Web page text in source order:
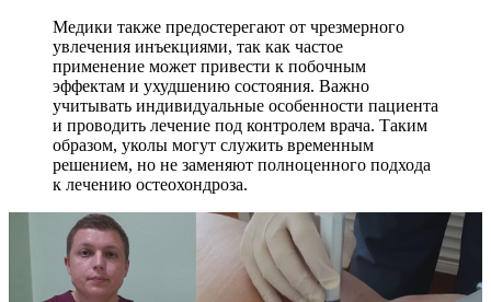
Медики также предостерегают от чрезмерного
увлечения инъекциями, так как частое
применение может привести к побочным
эффектам и ухудшению состояния. Важно
учитывать индивидуальные особенности пациента
и проводить лечение под контролем врача. Таким
образом, уколы могут служить временным
решением, но не заменяют полноценного подхода
к лечению остеохондроза.